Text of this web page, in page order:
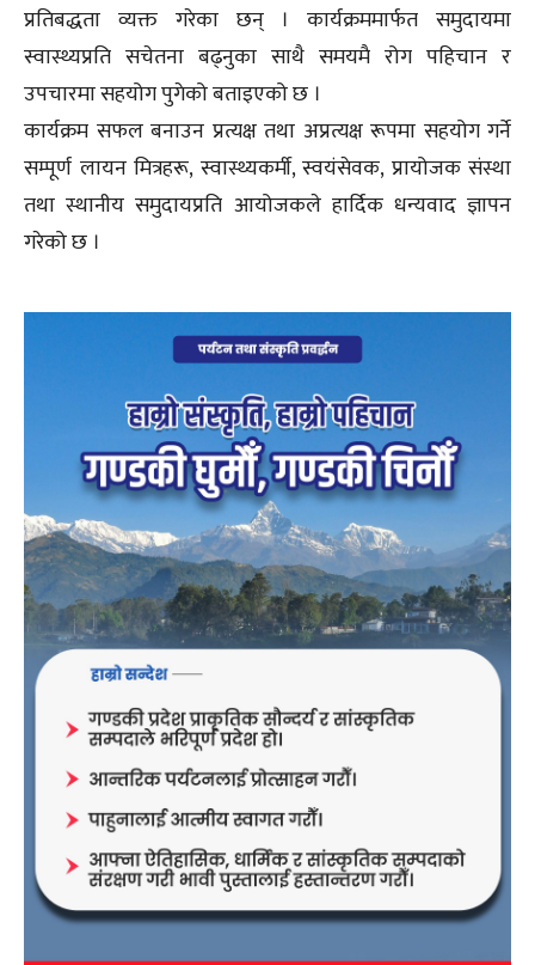
प्रतिबद्धता व्यक्त गरेका छन् । कार्यक्रममार्फत समुदायमा
स्वास्थ्यप्रति सचेतना बढ्नुका साथै समयमै रोग पहिचान र
उपचारमा सहयोग पुगेको बताइएको छ ।
कार्यक्रम सफल बनाउन प्रत्यक्ष तथा अप्रत्यक्ष रूपमा सहयोग गर्ने
सम्पूर्ण लायन मित्रहरू, स्वास्थ्यकर्मी, स्वयंसेवक, प्रायोजक संस्था
तथा स्थानीय समुदायप्रति आयोजकले हार्दिक धन्यवाद ज्ञापन
गरेको छ ।